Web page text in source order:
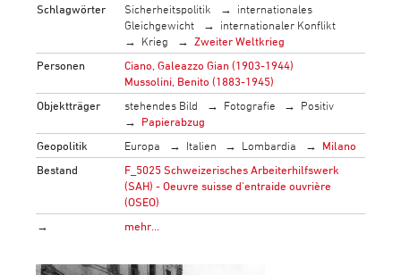
Schlagwörter
Sicherheitspolitik
internationales
Gleichgewicht
internationaler Konflikt
Krieg
Zweiter Weltkrieg
Personen
Ciano, Galeazzo Gian (1903-1944)
Mussolini, Benito (1883-1945)
Objektträger
stehendes Bild Fotografie
Positiv
Papierabzug
Geopolitik
Europa Italien Lombardia
Milano
Bestand
F_5025 Schweizerisches Arbeiterhilfswerk
(SAH) - Oeuvre suisse d'entraide ouvrière
(OSEO)
→
mehr…